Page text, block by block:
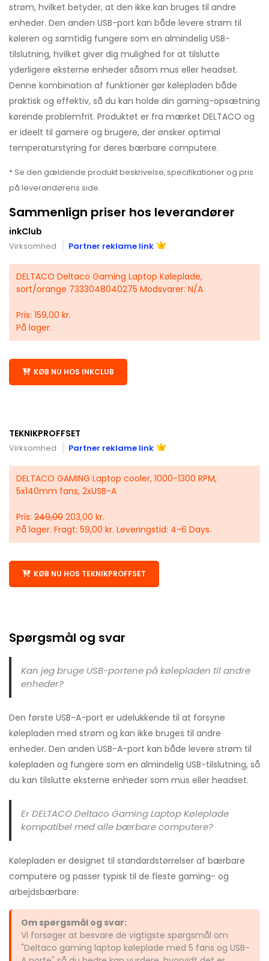
strøm, hvilket betyder, at den ikke kan bruges til andre
enheder. Den anden USB-port kan både levere strøm til
køleren og samtidig fungere som en almindelig USB-
tilslutning, hvilket giver dig mulighed for at tilslutte
yderligere eksterne enheder såsom mus eller headset.
Denne kombination af funktioner gør kølepladen både
praktisk og effektiv, så du kan holde din gaming-opsætning
kørende problemfrit. Produktet er fra mærket DELTACO og
er ideelt til gamere og brugere, der ønsker optimal
temperaturstyring for deres bærbare computere.
* Se den gældende produkt beskrivelse, specifikationer og pris
på leverandørens side.
Sammenlign priser hos leverandører
inkClub
Virksomhed Partner reklame link
DELTACO Deltaco Gaming Laptop Køleplade,
sort/orange 7333048040275 Modsvarer: N/A
Pris: 159,00 kr.
På lager.
KØB NU HOS INKCLUB
TEKNIKPROFFSET
Virksomhed Partner reklame link
DELTACO GAMING Laptop cooler, 1000-1300 RPM,
5x140mm fans, 2xUSB-A
Pris: 249,00 203,00 kr.
På lager. Fragt: 59,00 kr. Leveringstid: 4-6 Days.
KØB NU HOS TEKNIKPROFFSET
Spørgsmål og svar
Kan jeg bruge USB-portene på kølepladen til andre
enheder?
Den første USB-A-port er udelukkende til at forsyne
kølepladen med strøm og kan ikke bruges til andre
enheder. Den anden USB-A-port kan både levere strøm til
kølepladen og fungere som en almindelig USB-tilslutning, så
du kan tilslutte eksterne enheder som mus eller headset.
Er DELTACO Deltaco Gaming Laptop Køleplade
kompatibel med alle bærbare computere?
Kølepladen er designet til standardstørrelser af bærbare
computere og passer typisk til de fleste gaming- og
arbejdsbærbare.
Om spørgsmål og svar:
Vi forsøger at besvare de vigtigste spørgsmål om
"Deltaco gaming laptop køleplade med 5 fans og USB-